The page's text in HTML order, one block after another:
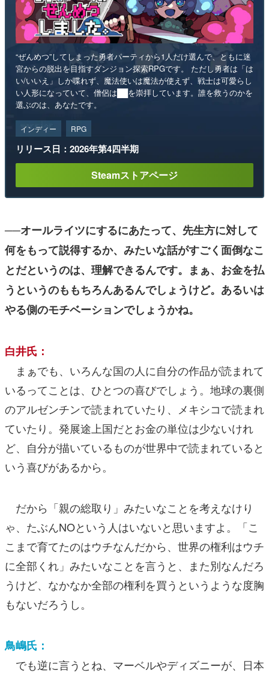
“ぜんめつ”してしまった勇者パーティから1人だけ選んで、ともに迷
宮からの脱出を目指すダンジョン探索RPGです。 ただし勇者は「は
い/いいえ」しか喋れず、魔法使いは魔法が使えず、戦士は可愛らし
い人形になっていて、僧侶は██を崇拝しています。誰を救うのかを
選ぶのは、あなたです。
インディー RPG
リリース日：2026年第4四半期
Steamストアページ
──オールライツにするにあたって、先生方に対して
何をもって説得するか、みたいな話がすごく面倒なこ
とだというのは、理解できるんです。まぁ、お金を払
うというのももちろんあるんでしょうけど。あるいは
やる側のモチベーションでしょうかね。
白井氏：
まぁでも、いろんな国の人に自分の作品が読まれて
いるってことは、ひとつの喜びでしょう。地球の裏側
のアルゼンチンで読まれていたり、メキシコで読まれ
ていたり。発展途上国だとお金の単位は少ないけれ
ど、自分が描いているものが世界中で読まれていると
いう喜びがあるから。
だから「親の総取り」みたいなことを考えなけり
ゃ、たぶんNOという人はいないと思いますよ。「こ
こまで育てたのはウチなんだから、世界の権利はウチ
に全部くれ」みたいなことを言うと、また別なんだろ
うけど、なかなか全部の権利を買うというような度胸
もないだろうし。
鳥嶋氏：
でも逆に言うとね、マーベルやディズニーが、日本